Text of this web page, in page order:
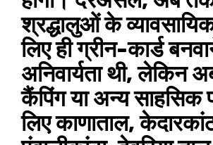
श्रद्धालुओं के
लिए ही ग्रीन-कार्ड
अनिवार्यता थी, लेकिन
कैंपिंग या अन्य साहसिक
लिए काणाताल,